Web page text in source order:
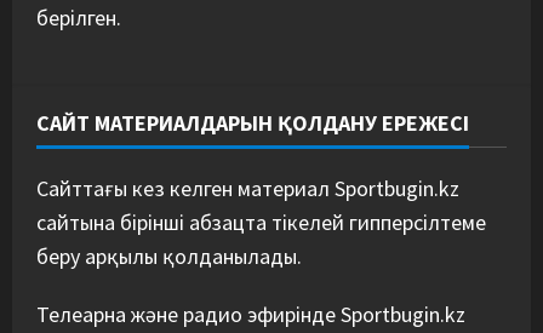
берілген.
САЙТ МАТЕРИАЛДАРЫН ҚОЛДАНУ ЕРЕЖЕСІ
Сайттағы кез келген материал Sportbugin.kz
сайтына бірінші абзацта тікелей гипперсілтеме
беру арқылы қолданылады.
Телеарна және радио эфирінде Sportbugin.kz